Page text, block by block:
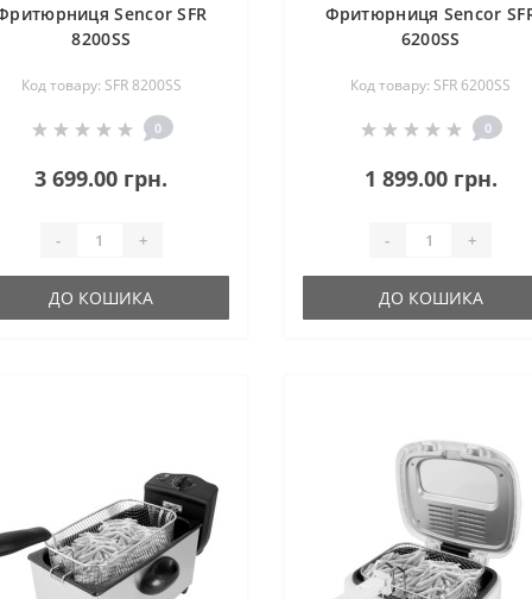
Sencor SFR
8200SS
Код товару: SFR 8200SS
0
3 699.00 грн.
- +
ДО КОШИКА
Фритюрниця Sencor
6200SS
Код товару: SFR 6200SS
0
1 899.00 грн.
- +
ДО КОШИКА